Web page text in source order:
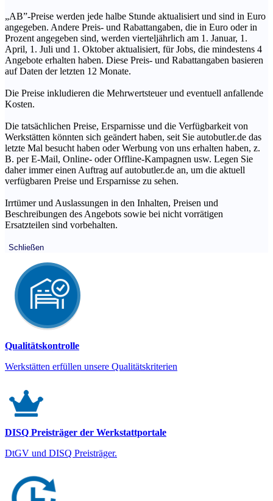
„AB”-Preise werden jede halbe Stunde aktualisiert und sind in Euro
angegeben. Andere Preis- und Rabattangaben, die in Euro oder in
Prozent angegeben sind, werden vierteljährlich am 1. Januar, 1.
April, 1. Juli und 1. Oktober aktualisiert, für Jobs, die mindestens 4
Angebote erhalten haben. Diese Preis- und Rabattangaben basieren
auf Daten der letzten 12 Monate.
Die Preise inkludieren die Mehrwertsteuer und eventuell anfallende
Kosten.
Die tatsächlichen Preise, Ersparnisse und die Verfügbarkeit von
Werkstätten könnten sich geändert haben, seit Sie autobutler.de das
letzte Mal besucht haben oder Werbung von uns erhalten haben, z.
B. per E-Mail, Online- oder Offline-Kampagnen usw. Legen Sie
daher immer einen Auftrag auf autobutler.de an, um die aktuell
verfügbaren Preise und Ersparnisse zu sehen.
Irrtümer und Auslassungen in den Inhalten, Preisen und
Beschreibungen des Angebots sowie bei nicht vorrätigen
Ersatzteilen sind vorbehalten.
Schließen
Qualitätskontrolle
Werkstätten erfüllen unsere Qualitätskriterien
DISQ Preisträger der Werkstattportale
DtGV und DISQ Preisträger.